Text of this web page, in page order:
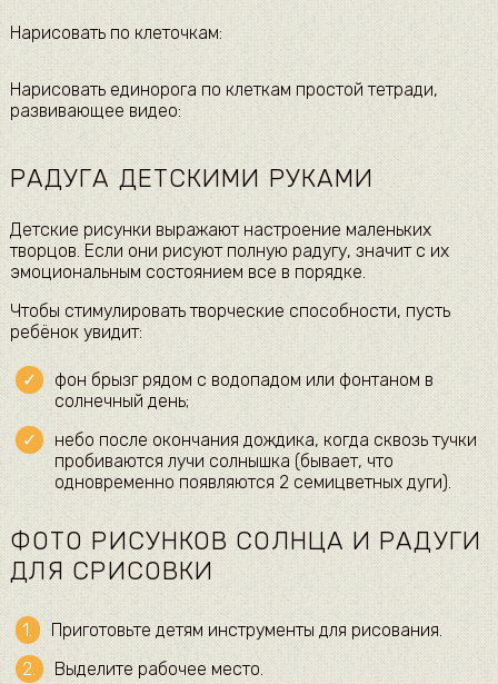
Нарисовать по клеточкам:
Нарисовать единорога по клеткам простой тетради,
развивающее видео:
РАДУГА ДЕТСКИМИ РУКАМИ
Детские рисунки выражают настроение маленьких
творцов. Если они рисуют полную радугу, значит с их
эмоциональным состоянием все в порядке.
Чтобы стимулировать творческие способности, пусть
ребёнок увидит:
фон брызг рядом с водопадом или фонтаном в
солнечный день;
небо после окончания дождика, когда сквозь тучки
пробиваются лучи солнышка (бывает, что
одновременно появляются 2 семицветных дуги).
ФОТО РИСУНКОВ СОЛНЦА И РАДУГИ
ДЛЯ СРИСОВКИ
Приготовьте детям инструменты для рисования.
Выделите рабочее место.